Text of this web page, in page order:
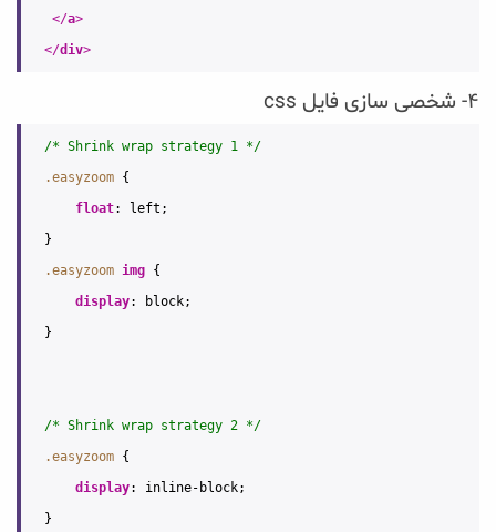
</a>
</div>
۴- شخصی سازی فایل css
/* Shrink wrap strategy 1 */
.easyzoom {
float: left ;
}
.easyzoom img {
display: block;
}
/* Shrink wrap strategy 2 */
.easyzoom {
display: inline- block;
}